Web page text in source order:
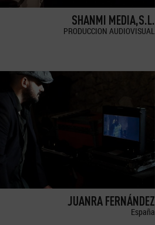
SHANMI MEDIA,S.L.
PRODUCCION AUDIOVISUAL
JUANRA FERNÁNDEZ
España